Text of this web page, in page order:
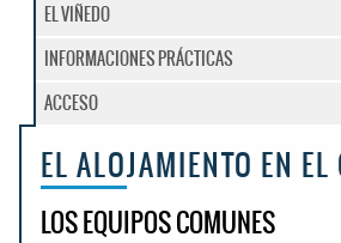
EL VIÑEDO
INFORMACIONES PRÁCTICAS
ACCESO
EL ALOJAMIENTO EN EL
LOS EQUIPOS COMUNES